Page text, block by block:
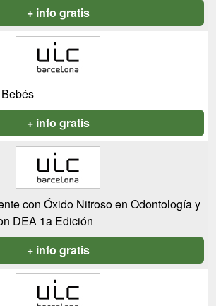
+ info gratis
+ info gratis
con Óxido Nitroso en Odontología y
DEA 1a Edición
+ info gratis